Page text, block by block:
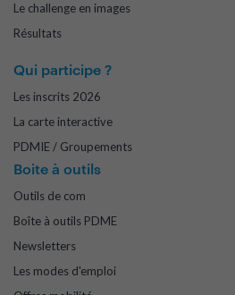
Le challenge en images
Résultats
Qui participe ?
Les inscrits 2026
La carte interactive
PDMIE / Groupements
Boite à outils
Outils de com
Boîte à outils PDME
Newsletters
Les modes d'emploi